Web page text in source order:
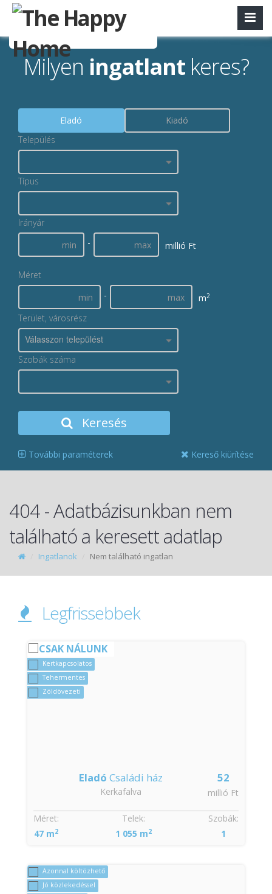
Milyen ingatlant keres?
Eladó
Kiadó
Település
Típus
Irányár
-
millió Ft
Méret
-
m2
Terület, városrész
Válasszon települést
Szobák száma
Keresés
További paraméterek Kereső kiürítése
404 - Adatbázisunkban nem
található a keresett adatlap
Ingatlanok Nem található ingatlan
Legfrissebbek
CSAK NÁLUNK
Kertkapcsolatos
Tehermentes
Zöldövezeti
52
millió Ft
Eladó Családi ház
Kerkafalva
Szobák:
1
Méret:
47 m2
Telek:
1 055 m2
Azonnal költözhető
Jó közlekedéssel